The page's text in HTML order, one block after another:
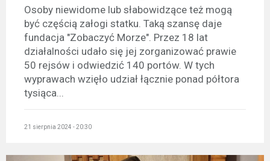
Osoby niewidome lub słabowidzące też mogą
być częścią załogi statku. Taką szansę daje
fundacja "Zobaczyć Morze". Przez 18 lat
działalności udało się jej zorganizować prawie
50 rejsów i odwiedzić 140 portów. W tych
wyprawach wzięło udział łącznie ponad półtora
tysiąca...
21 sierpnia 2024 - 20:30